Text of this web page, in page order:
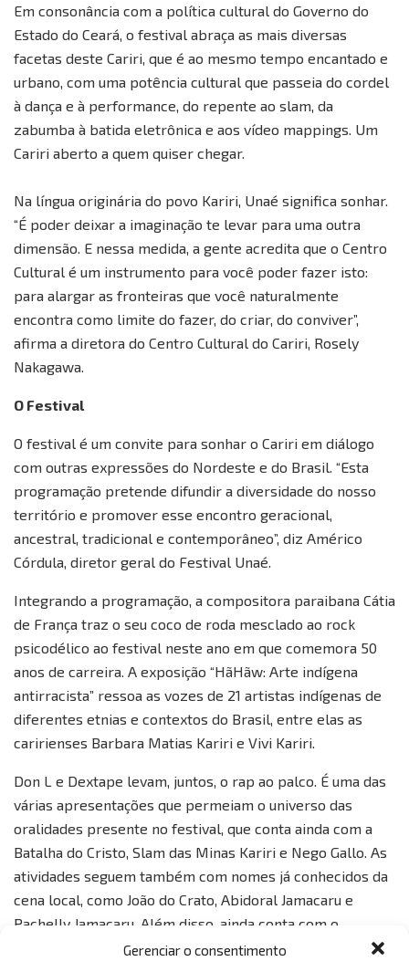
Gerenciar o consentimento
Em consonância com a política cultural do Governo do
Estado do Ceará, o festival abraça as mais diversas
facetas deste Cariri, que é ao mesmo tempo encantado e
urbano, com uma potência cultural que passeia do cordel
à dança e à performance, do repente ao slam, da
zabumba à batida eletrônica e aos vídeo mappings. Um
Cariri aberto a quem quiser chegar.
Na língua originária do povo Kariri, Unaé significa sonhar.
“É poder deixar a imaginação te levar para uma outra
dimensão. E nessa medida, a gente acredita que o Centro
Cultural é um instrumento para você poder fazer isto:
para alargar as fronteiras que você naturalmente
encontra como limite do fazer, do criar, do conviver”,
afirma a diretora do Centro Cultural do Cariri, Rosely
Nakagawa.
O Festival
O festival é um convite para sonhar o Cariri em diálogo
com outras expressões do Nordeste e do Brasil. “Esta
programação pretende difundir a diversidade do nosso
território e promover esse encontro geracional,
ancestral, tradicional e contemporâneo”, diz Américo
Córdula, diretor geral do Festival Unaé.
Integrando a programação, a compositora paraibana Cátia
de França traz o seu coco de roda mesclado ao rock
psicodélico ao festival neste ano em que comemora 50
anos de carreira. A exposição “HãHãw: Arte indígena
antirracista” ressoa as vozes de 21 artistas indígenas de
diferentes etnias e contextos do Brasil, entre elas as
caririenses Barbara Matias Kariri e Vivi Kariri.
Don L e Dextape levam, juntos, o rap ao palco. É uma das
várias apresentações que permeiam o universo das
oralidades presente no festival, que conta ainda com a
Batalha do Cristo, Slam das Minas Kariri e Nego Gallo. As
atividades seguem também com nomes já conhecidos da
cena local, como João do Crato, Abidoral Jamacaru e
Pachelly Jamacaru. Além disso, ainda conta com o
espetáculo Poeira do Grupo Ninho de Teatro.